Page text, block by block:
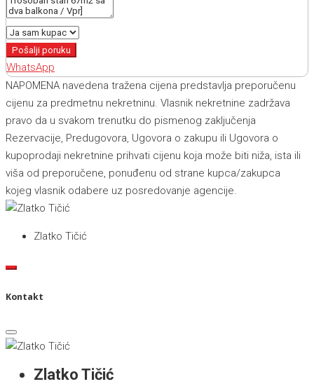
Pošalji poruku
WhatsApp
NAPOMENA navedena tražena cijena predstavlja preporučenu
cijenu za predmetnu nekretninu. Vlasnik nekretnine zadržava
pravo da u svakom trenutku do pismenog zaključenja
Rezervacije, Predugovora, Ugovora o zakupu ili Ugovora o
kupoprodaji nekretnine prihvati cijenu koja može biti niža, ista ili
viša od preporučene, ponuđenu od strane kupca/zakupca
kojeg vlasnik odabere uz posredovanje agencije.
Zlatko Tičić
Kontakt
Zlatko Tičić